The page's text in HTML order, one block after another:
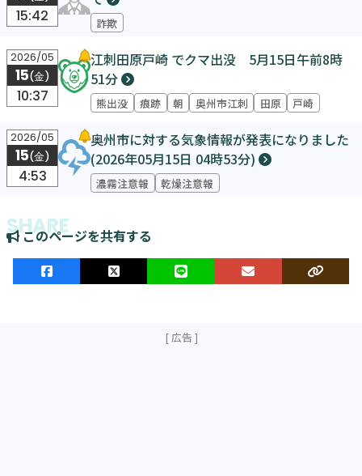
15:42 詐欺
2026/05
15(金)
10:37
江刺田原戸崎 でクマ出没 5月15日午前8時
51分
熊出没 痕跡 朝 奥州市江刺 田原 戸崎
2026/05
15(金)
4:53
奥州市に対する気象情報が発表になりました
(2026年05月15日 04時53分)
濃霧注意報 乾燥注意報
このページを共有する